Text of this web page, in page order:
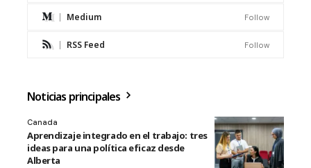
Medium Follow
RSS Feed Follow
Noticias principales
Canada
Aprendizaje integrado en el trabajo: tres
ideas para una política eficaz desde
Alberta